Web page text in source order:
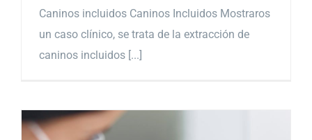
Caninos incluidos Caninos Incluidos Mostraros
un caso clínico, se trata de la extracción de
caninos incluidos [...]